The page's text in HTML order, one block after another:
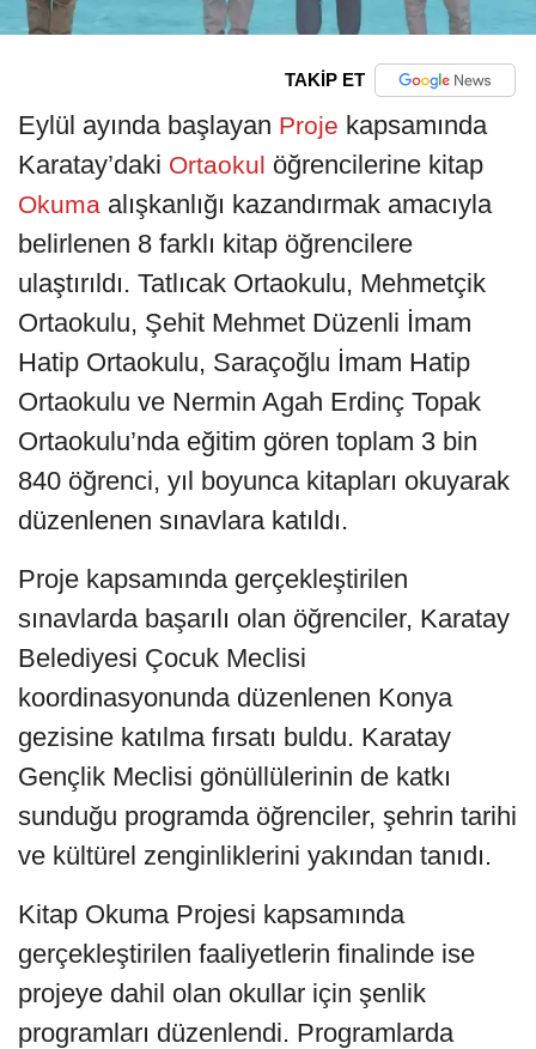
TAKİP ET
Eylül ayında başlayan Proje kapsamında
Karatay’daki Ortaokul öğrencilerine kitap
Okuma alışkanlığı kazandırmak amacıyla
belirlenen 8 farklı kitap öğrencilere
ulaştırıldı. Tatlıcak Ortaokulu, Mehmetçik
Ortaokulu, Şehit Mehmet Düzenli İmam
Hatip Ortaokulu, Saraçoğlu İmam Hatip
Ortaokulu ve Nermin Agah Erdinç Topak
Ortaokulu’nda eğitim gören toplam 3 bin
840 öğrenci, yıl boyunca kitapları okuyarak
düzenlenen sınavlara katıldı.
Proje kapsamında gerçekleştirilen
sınavlarda başarılı olan öğrenciler, Karatay
Belediyesi Çocuk Meclisi
koordinasyonunda düzenlenen Konya
gezisine katılma fırsatı buldu. Karatay
Gençlik Meclisi gönüllülerinin de katkı
sunduğu programda öğrenciler, şehrin tarihi
ve kültürel zenginliklerini yakından tanıdı.
Kitap Okuma Projesi kapsamında
gerçekleştirilen faaliyetlerin finalinde ise
projeye dahil olan okullar için şenlik
programları düzenlendi. Programlarda